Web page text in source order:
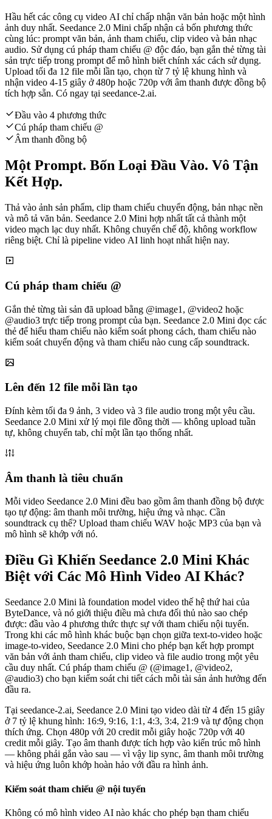
Hầu hết các công cụ video AI chỉ chấp nhận văn bản hoặc một hình
ảnh duy nhất. Seedance 2.0 Mini chấp nhận cả bốn phương thức
cùng lúc: prompt văn bản, ảnh tham chiếu, clip video và bản nhạc
audio. Sử dụng cú pháp tham chiếu @ độc đáo, bạn gắn thẻ từng tài
sản trực tiếp trong prompt để mô hình biết chính xác cách sử dụng.
Upload tối đa 12 file mỗi lần tạo, chọn từ 7 tỷ lệ khung hình và
nhận video 4-15 giây ở 480p hoặc 720p với âm thanh được đồng bộ
tích hợp sẵn. Có ngay tại seedance-2.ai.
Đầu vào 4 phương thức
Cú pháp tham chiếu @
Âm thanh đồng bộ
Một Prompt. Bốn Loại Đầu Vào. Vô Tận
Kết Hợp.
Thả vào ảnh sản phẩm, clip tham chiếu chuyển động, bản nhạc nền
và mô tả văn bản. Seedance 2.0 Mini hợp nhất tất cả thành một
video mạch lạc duy nhất. Không chuyển chế độ, không workflow
riêng biệt. Chỉ là pipeline video AI linh hoạt nhất hiện nay.
Cú pháp tham chiếu @
Gắn thẻ từng tài sản đã upload bằng @image1, @video2 hoặc
@audio3 trực tiếp trong prompt của bạn. Seedance 2.0 Mini đọc các
thẻ để hiểu tham chiếu nào kiểm soát phong cách, tham chiếu nào
kiểm soát chuyển động và tham chiếu nào cung cấp soundtrack.
Lên đến 12 file mỗi lần tạo
Đính kèm tối đa 9 ảnh, 3 video và 3 file audio trong một yêu cầu.
Seedance 2.0 Mini xử lý mọi file đồng thời — không upload tuần
tự, không chuyển tab, chỉ một lần tạo thống nhất.
Âm thanh là tiêu chuẩn
Mỗi video Seedance 2.0 Mini đều bao gồm âm thanh đồng bộ được
tạo tự động: âm thanh môi trường, hiệu ứng và nhạc. Cần
soundtrack cụ thể? Upload tham chiếu WAV hoặc MP3 của bạn và
mô hình sẽ khớp với nó.
Điều Gì Khiến Seedance 2.0 Mini Khác
Biệt với Các Mô Hình Video AI Khác?
Seedance 2.0 Mini là foundation model video thế hệ thứ hai của
ByteDance, và nó giới thiệu điều mà chưa đối thủ nào sao chép
được: đầu vào 4 phương thức thực sự với tham chiếu nội tuyến.
Trong khi các mô hình khác buộc bạn chọn giữa text-to-video hoặc
image-to-video, Seedance 2.0 Mini cho phép bạn kết hợp prompt
văn bản với ảnh tham chiếu, clip video và file audio trong một yêu
cầu duy nhất. Cú pháp tham chiếu @ (@image1, @video2,
@audio3) cho bạn kiểm soát chi tiết cách mỗi tài sản ảnh hưởng đến
đầu ra.
Tại seedance-2.ai, Seedance 2.0 Mini tạo video dài từ 4 đến 15 giây
ở 7 tỷ lệ khung hình: 16:9, 9:16, 1:1, 4:3, 3:4, 21:9 và tự động chọn
thích ứng. Chọn 480p với 20 credit mỗi giây hoặc 720p với 40
credit mỗi giây. Tạo âm thanh được tích hợp vào kiến trúc mô hình
— không phải gắn vào sau — vì vậy lip sync, âm thanh môi trường
và hiệu ứng luôn khớp hoàn hảo với đầu ra hình ảnh.
Kiểm soát tham chiếu @ nội tuyến
Không có mô hình video AI nào khác cho phép bạn tham chiếu